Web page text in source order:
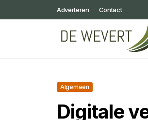
Adverteren Contact
Algemeen
Digitale